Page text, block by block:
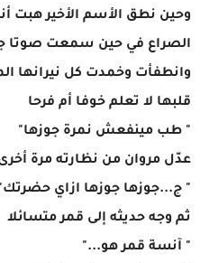
وحين نطق الأسم الأخير هبت
الصراع في حين سمعت صوتا
وانطفأت وخمدت كل نيرانها
قلبها لا تعلم خوفا أم فرحا
" طب مينفعش نمرة جوزها"
عدّل مروان من نظارته مرة
" ج...جوزها جوزها ازاي
ثم وجه حديثه إلى قمر متسائلا
" آنسة قمر هو..."